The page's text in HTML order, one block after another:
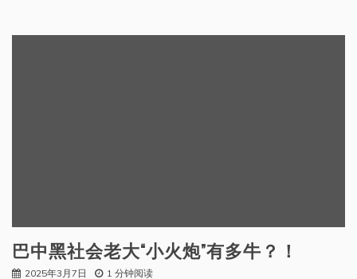
巴中黑社会老大“小火炮”有多牛？！
2025年3月7日 1 分钟阅读